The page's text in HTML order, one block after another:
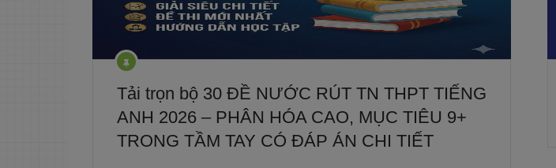
Tải trọn bộ 30 ĐỀ NƯỚC RÚT TN THPT TIẾNG
ANH 2026 – PHÂN HÓA CAO, MỤC TIÊU 9+
TRONG TẦM TAY CÓ ĐÁP ÁN CHI TIẾT